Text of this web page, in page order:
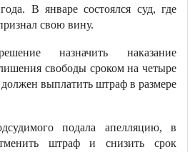
В январе состоялся суд, где
свою вину.
назначить наказание
свободы сроком на четыре
выплатить штраф в размере
подала апелляцию, в
штраф и снизить срок